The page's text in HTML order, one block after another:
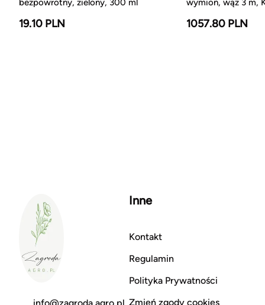
bezpowrotny, zielony, 300 ml
19.10 PLN
wymion, wąż 3 m,
1057.80 PLN
Inne
Kontakt
Regulamin
Polityka Prywatności
Zmień zgody cookies